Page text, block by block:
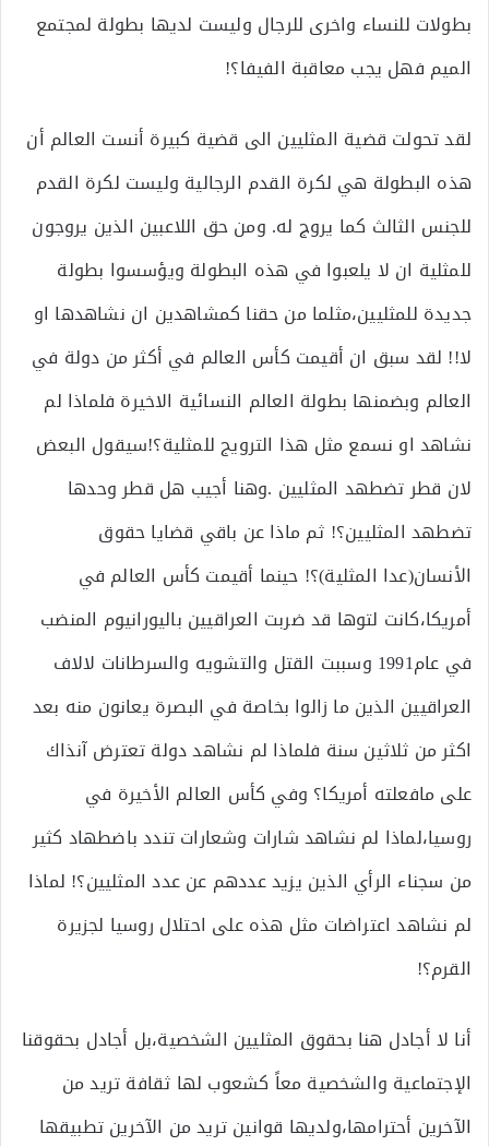
بطولات للنساء واخرى للرجال وليست لديها بطولة لمجتمع
الميم فهل يجب معاقبة الفيفا؟!
لقد تحولت قضية المثليين الى قضية كبيرة أنست العالم أن
هذه البطولة هي لكرة القدم الرجالية وليست لكرة القدم
للجنس الثالث كما يروج له. ومن حق اللاعبين الذين يروجون
للمثلية ان لا يلعبوا في هذه البطولة ويؤسسوا بطولة
جديدة للمثليين،مثلما من حقنا كمشاهدين ان نشاهدها او
لا!! لقد سبق ان أقيمت كأس العالم في أكثر من دولة في
العالم وبضمنها بطولة العالم النسائية الاخيرة فلماذا لم
نشاهد او نسمع مثل هذا الترويج للمثلية؟!سيقول البعض
لان قطر تضطهد المثليين .وهنا أجيب هل قطر وحدها
تضطهد المثليين؟! ثم ماذا عن باقي قضايا حقوق
الأنسان(عدا المثلية)؟! حينما أقيمت كأس العالم في
أمريكا،كانت لتوها قد ضربت العراقيين باليورانيوم المنضب
في عام1991 وسببت القتل والتشويه والسرطانات لالاف
العراقيين الذين ما زالوا بخاصة في البصرة يعانون منه بعد
اكثر من ثلاثين سنة فلماذا لم نشاهد دولة تعترض آنذاك
على مافعلته أمريكا؟ وفي كأس العالم الأخيرة في
روسيا،لماذا لم نشاهد شارات وشعارات تندد باضطهاد كثير
من سجناء الرأي الذين يزيد عددهم عن عدد المثليين؟! لماذا
لم نشاهد اعتراضات مثل هذه على احتلال روسيا لجزيرة
القرم؟!
أنا لا أجادل هنا بحقوق المثليين الشخصية،بل أجادل بحقوقنا
الإجتماعية والشخصية معاً كشعوب لها ثقافة تريد من
الآخرين أحترامها،ولديها قوانين تريد من الآخرين تطبيقها